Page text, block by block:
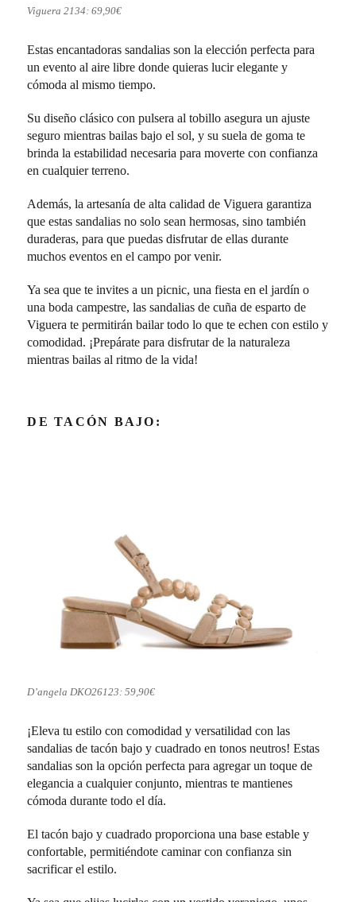
Viguera 2134: 69,90€
Estas encantadoras sandalias son la elección perfecta para
un evento al aire libre donde quieras lucir elegante y
cómoda al mismo tiempo.
Su diseño clásico con pulsera al tobillo asegura un ajuste
seguro mientras bailas bajo el sol, y su suela de goma te
brinda la estabilidad necesaria para moverte con confianza
en cualquier terreno.
Además, la artesanía de alta calidad de Viguera garantiza
que estas sandalias no solo sean hermosas, sino también
duraderas, para que puedas disfrutar de ellas durante
muchos eventos en el campo por venir.
Ya sea que te invites a un picnic, una fiesta en el jardín o
una boda campestre, las sandalias de cuña de esparto de
Viguera te permitirán bailar todo lo que te echen con estilo y
comodidad. ¡Prepárate para disfrutar de la naturaleza
mientras bailas al ritmo de la vida!
DE TACÓN BAJO:
D’angela DKO26123: 59,90€
¡Eleva tu estilo con comodidad y versatilidad con las
sandalias de tacón bajo y cuadrado en tonos neutros! Estas
sandalias son la opción perfecta para agregar un toque de
elegancia a cualquier conjunto, mientras te mantienes
cómoda durante todo el día.
El tacón bajo y cuadrado proporciona una base estable y
confortable, permitiéndote caminar con confianza sin
sacrificar el estilo.